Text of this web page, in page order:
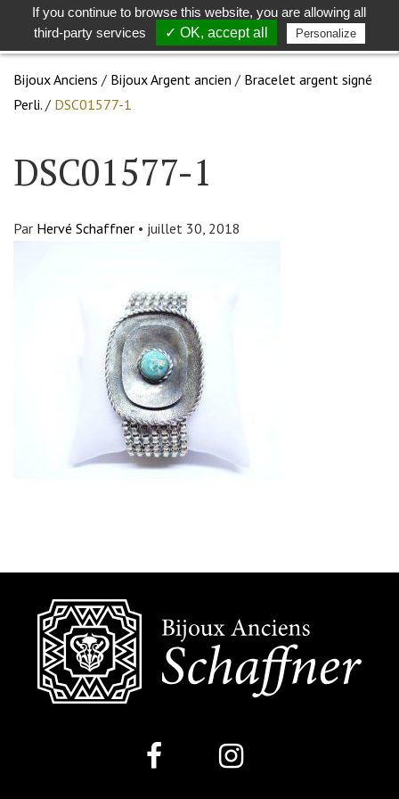
Toggle
search
Bijoux Anciens / Bijoux Argent ancien / Bracelet argent signé
Perli. / DSC01577-1
DSC01577-1
Par Hervé Schaffner • juillet 30, 2018
If you continue to browse this website, you are allowing all
third-party services
✓ OK, accept all Personalize